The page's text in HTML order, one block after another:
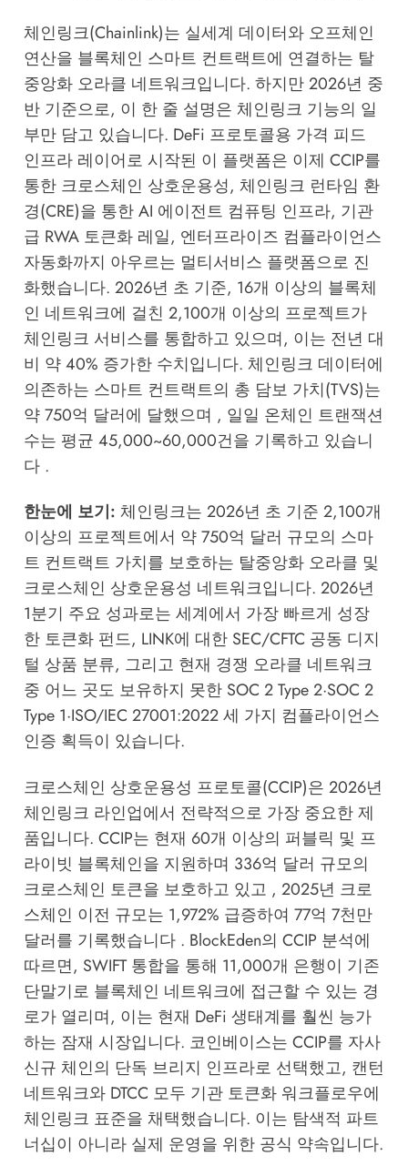
체인링크(Chainlink)는 실세계 데이터와 오프체인
연산을 블록체인 스마트 컨트랙트에 연결하는 탈
중앙화 오라클 네트워크입니다. 하지만 2026년 중
반 기준으로, 이 한 줄 설명은 체인링크 기능의 일
부만 담고 있습니다. DeFi 프로토콜용 가격 피드
인프라 레이어로 시작된 이 플랫폼은 이제 CCIP를
통한 크로스체인 상호운용성, 체인링크 런타임 환
경(CRE)을 통한 AI 에이전트 컴퓨팅 인프라, 기관
급 RWA 토큰화 레일, 엔터프라이즈 컴플라이언스
자동화까지 아우르는 멀티서비스 플랫폼으로 진
화했습니다. 2026년 초 기준, 16개 이상의 블록체
인 네트워크에 걸친 2,100개 이상의 프로젝트가
체인링크 서비스를 통합하고 있으며, 이는 전년 대
비 약 40% 증가한 수치입니다. 체인링크 데이터에
의존하는 스마트 컨트랙트의 총 담보 가치(TVS)는
약 750억 달러에 달했으며 , 일일 온체인 트랜잭션
수는 평균 45,000~60,000건을 기록하고 있습니
다 .
한눈에 보기: 체인링크는 2026년 초 기준 2,100개
이상의 프로젝트에서 약 750억 달러 규모의 스마
트 컨트랙트 가치를 보호하는 탈중앙화 오라클 및
크로스체인 상호운용성 네트워크입니다. 2026년
1분기 주요 성과로는 세계에서 가장 빠르게 성장
한 토큰화 펀드, LINK에 대한 SEC/CFTC 공동 디지
털 상품 분류, 그리고 현재 경쟁 오라클 네트워크
중 어느 곳도 보유하지 못한 SOC 2 Type 2·SOC 2
Type 1·ISO/IEC 27001:2022 세 가지 컴플라이언스
인증 획득이 있습니다.
크로스체인 상호운용성 프로토콜(CCIP)은 2026년
체인링크 라인업에서 전략적으로 가장 중요한 제
품입니다. CCIP는 현재 60개 이상의 퍼블릭 및 프
라이빗 블록체인을 지원하며 336억 달러 규모의
크로스체인 토큰을 보호하고 있고 , 2025년 크로
스체인 이전 규모는 1,972% 급증하여 77억 7천만
달러를 기록했습니다 . BlockEden의 CCIP 분석에
따르면, SWIFT 통합을 통해 11,000개 은행이 기존
단말기로 블록체인 네트워크에 접근할 수 있는 경
로가 열리며, 이는 현재 DeFi 생태계를 훨씬 능가
하는 잠재 시장입니다. 코인베이스는 CCIP를 자사
신규 체인의 단독 브리지 인프라로 선택했고, 캔턴
네트워크와 DTCC 모두 기관 토큰화 워크플로우에
체인링크 표준을 채택했습니다. 이는 탐색적 파트
너십이 아니라 실제 운영을 위한 공식 약속입니다.